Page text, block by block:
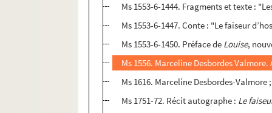
Ms 1553-6-1444. Fragments et texte :
Ms 1553-6-1447. Conte : "Le faiseur
Ms 1553-6-1450. Préface de Louise,
Ms 1556. Marceline Desbordes
Ms 1616. Marceline Desbordes-
Ms 1751-72. Récit autographe : Le